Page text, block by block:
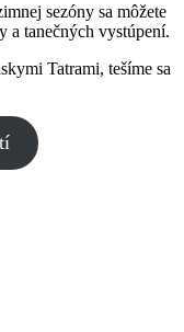
sezóny sa môžete
a tanečných vystúpení.
Tatrami, tešíme sa